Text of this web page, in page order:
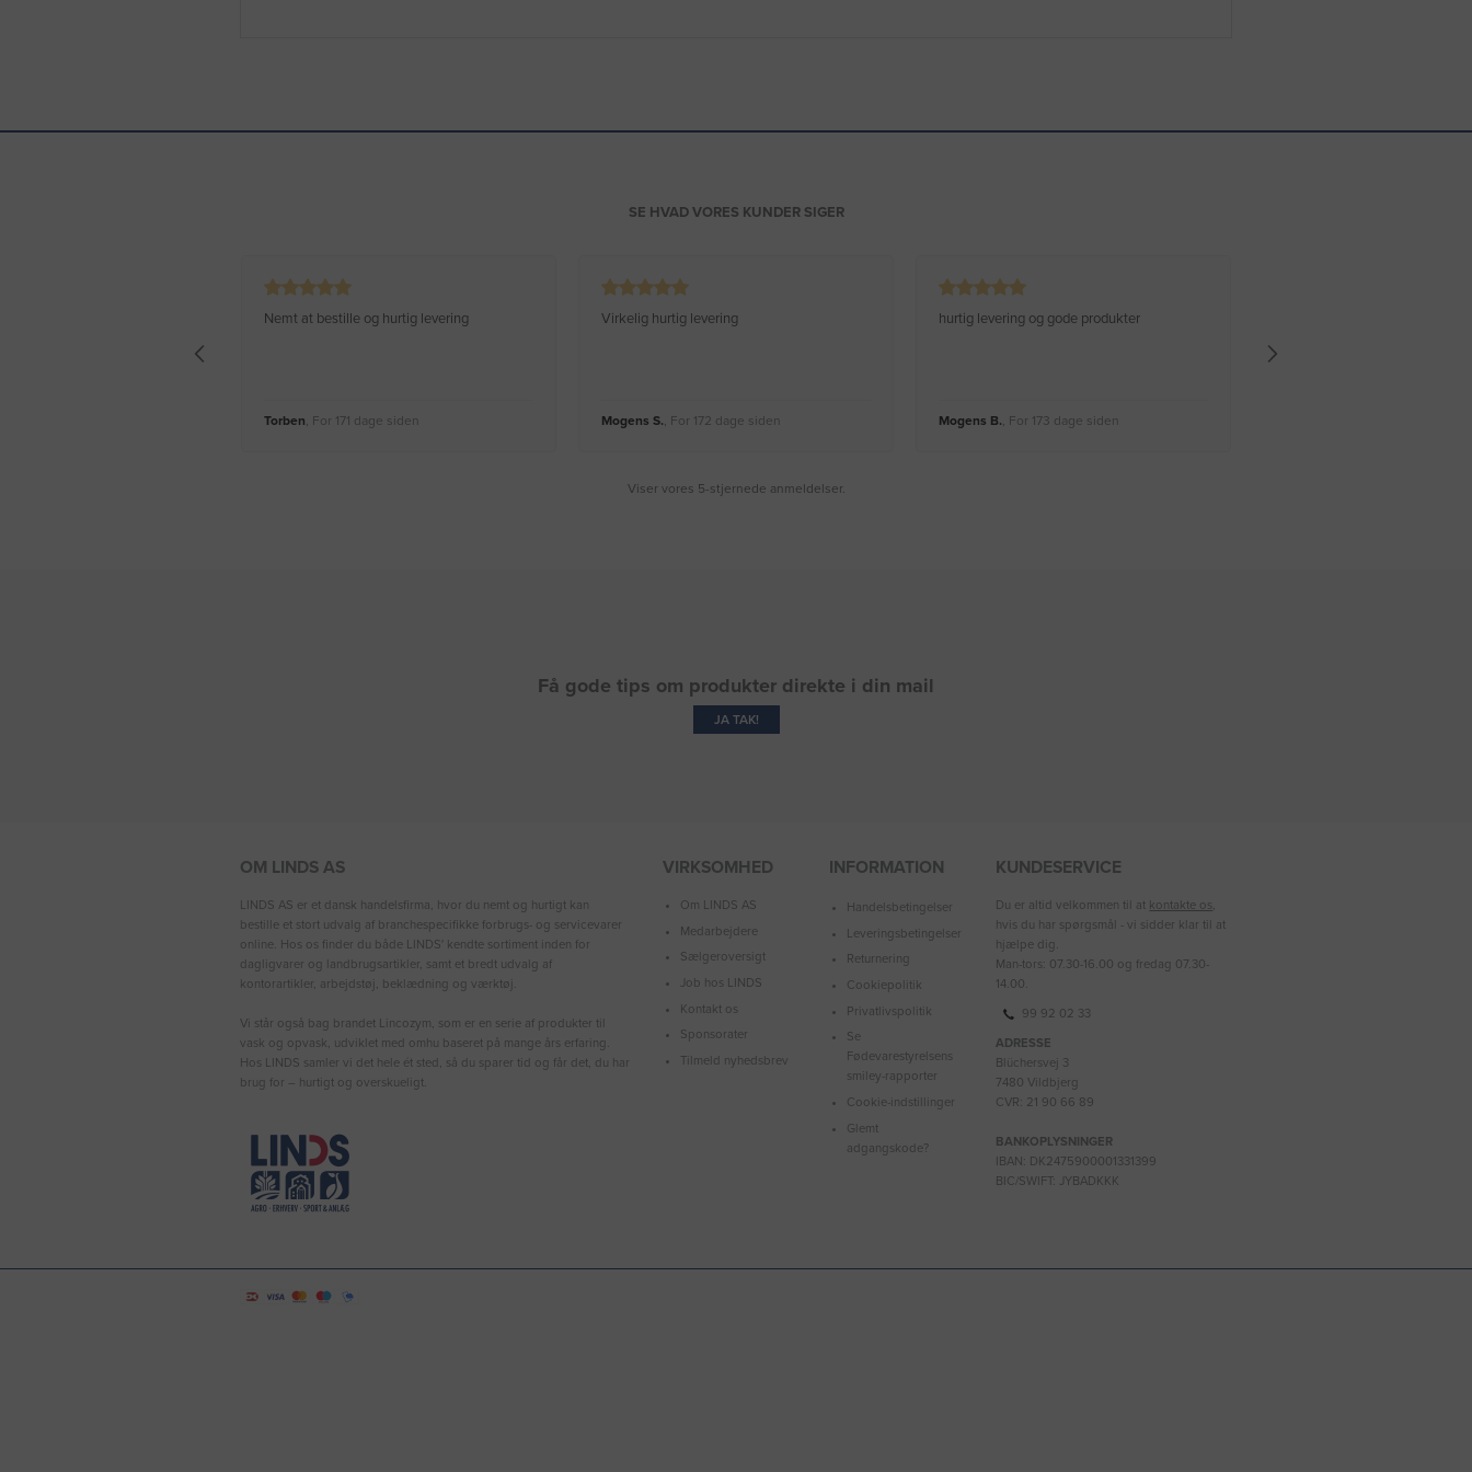
SE HVAD VORES KUNDER SIGER
Nemt at bestille og hurtig levering
Torben, For 171 dage siden
Virkelig hurtig levering
Mogens S., For 172 dage siden
hurtig levering og gode produkter
Mogens B., For 173 dage siden
Viser vores 5-stjernede anmeldelser.
Få gode tips om produkter direkte i din mail
JA TAK!
OM LINDS AS
LINDS AS er et dansk handelsfirma, hvor du nemt og hurtigt kan
bestille et stort udvalg af branchespecifikke forbrugs- og servicevarer
online. Hos os finder du både LINDS′ kendte sortiment inden for
dagligvarer og landbrugsartikler, samt et bredt udvalg af
kontorartikler, arbejdstøj, beklædning og værktøj.
Vi står også bag brandet Lincozym, som er en serie af produkter til
vask og opvask, udviklet med omhu baseret på mange års erfaring.
Hos LINDS samler vi det hele ét sted, så du sparer tid og får det, du har
brug for – hurtigt og overskueligt.
VIRKSOMHED
Om LINDS AS
Medarbejdere
Sælgeroversigt
Job hos LINDS
Kontakt os
Sponsorater
Tilmeld nyhedsbrev
INFORMATION
Handelsbetingelser
Leveringsbetingelser
Returnering
Cookiepolitik
Privatlivspolitik
Se
Fødevarestyrelsens
smiley-rapporter
Cookie-indstillinger
Glemt
adgangskode?
KUNDESERVICE
Du er altid velkommen til at kontakte os,
hvis du har spørgsmål - vi sidder klar til at
hjælpe dig.
Man-tors: 07.30-16.00 og fredag 07.30-
14.00.
99 92 02 33
ADRESSE
Blüchersvej 3
7480 Vildbjerg
CVR: 21 90 66 89
BANKOPLYSNINGER
IBAN: DK2475900001331399
BIC/SWIFT: JYBADKKK